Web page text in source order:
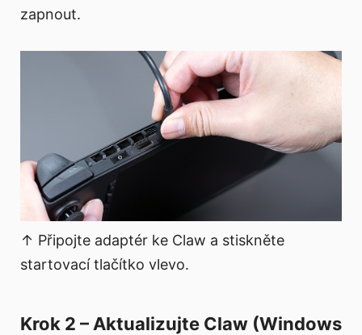
zapnout.
↑ Připojte adaptér ke Claw a stiskněte
startovací tlačítko vlevo.
Krok 2 – Aktualizujte Claw (Windows